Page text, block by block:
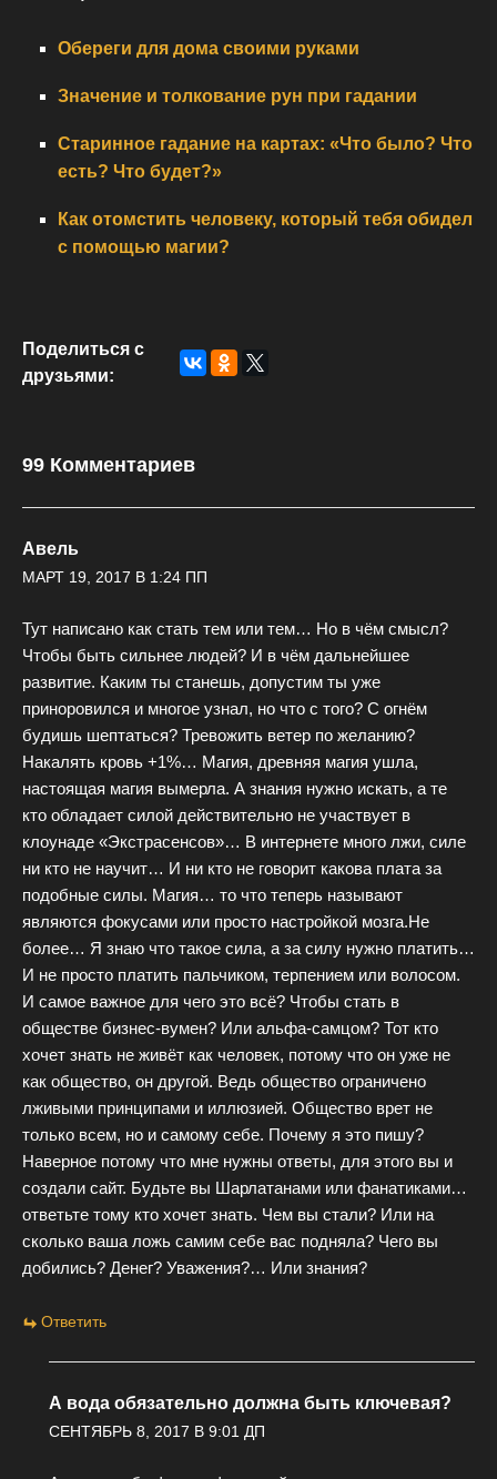
Обереги для дома своими руками
Значение и толкование рун при гадании
Старинное гадание на картах: «Что было? Что
есть? Что будет?»
Как отомстить человеку, который тебя обидел
с помощью магии?
Поделиться с
друзьями:
99 Комментариев
Авель
МАРТ 19, 2017 В 1:24 ПП
Тут написано как стать тем или тем… Но в чём смысл?
Чтобы быть сильнее людей? И в чём дальнейшее
развитие. Каким ты станешь, допустим ты уже
приноровился и многое узнал, но что с того? С огнём
будишь шептаться? Тревожить ветер по желанию?
Накалять кровь +1%… Магия, древняя магия ушла,
настоящая магия вымерла. А знания нужно искать, а те
кто обладает силой действительно не участвует в
клоунаде «Экстрасенсов»… В интернете много лжи, силе
ни кто не научит… И ни кто не говорит какова плата за
подобные силы. Магия… то что теперь называют
являются фокусами или просто настройкой мозга.Не
более… Я знаю что такое сила, а за силу нужно платить…
И не просто платить пальчиком, терпением или волосом.
И самое важное для чего это всё? Чтобы стать в
обществе бизнес-вумен? Или альфа-самцом? Тот кто
хочет знать не живёт как человек, потому что он уже не
как общество, он другой. Ведь общество ограничено
лживыми принципами и иллюзией. Общество врет не
только всем, но и самому себе. Почему я это пишу?
Наверное потому что мне нужны ответы, для этого вы и
создали сайт. Будьте вы Шарлатанами или фанатиками…
ответьте тому кто хочет знать. Чем вы стали? Или на
сколько ваша ложь самим себе вас подняла? Чего вы
добились? Денег? Уважения?… Или знания?
Ответить
А вода обязательно должна быть ключевая?
СЕНТЯБРЬ 8, 2017 В 9:01 ДП